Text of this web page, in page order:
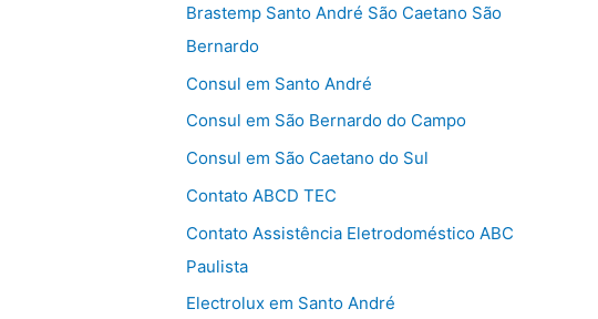
Brastemp Santo André São Caetano São
Bernardo
Consul em Santo André
Consul em São Bernardo do Campo
Consul em São Caetano do Sul
Contato ABCD TEC
Contato Assistência Eletrodoméstico ABC
Paulista
Electrolux em Santo André